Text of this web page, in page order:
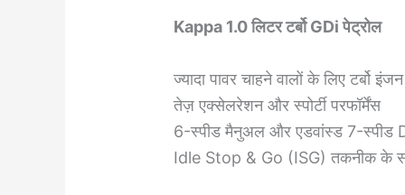
Kappa 1.0 लिटर टर्बो GDi पेट्रोल
ज्यादा पावर चाहने वालों के लिए टर्बो इंजन
तेज़ एक्सेलरेशन और स्पोर्टी परफॉर्मेंस
6-स्पीड मैनुअल और एडवांस्ड 7-स्पीड
Idle Stop & Go (ISG) तकनीक के